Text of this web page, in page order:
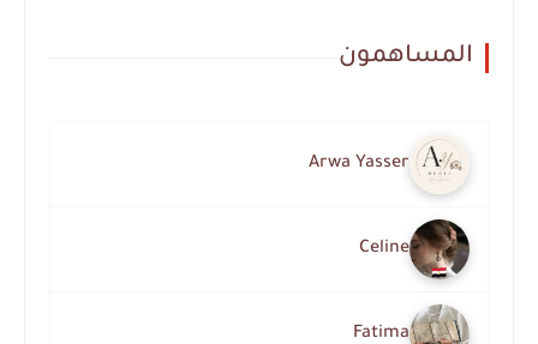
المساهمون
Arwa Yasser
Celine
Fatima